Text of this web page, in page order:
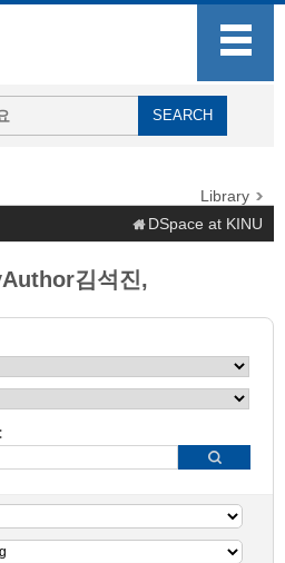
Library
DSpace at KINU
김석진,